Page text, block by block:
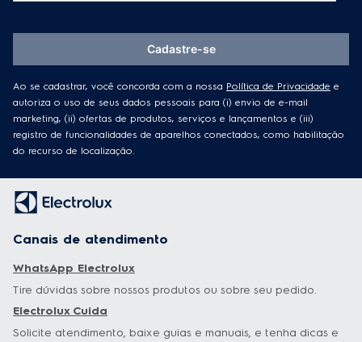
Ao se cadastrar, você concorda com a nossa Política de Privacidade e
autoriza o uso de seus dados pessoais para (i) envio de e-mail
marketing, (ii) ofertas de produtos, serviços e lançamentos e (iii)
registro de funcionalidades de aparelhos conectados, como habilitação
do recurso de localização.
Cadastre-se
Canais de atendimento
WhatsApp Electrolux
Tire dúvidas sobre nossos produtos ou sobre seu pedido.
Electrolux Cuida
Solicite atendimento, baixe guias e manuais, e tenha dicas e